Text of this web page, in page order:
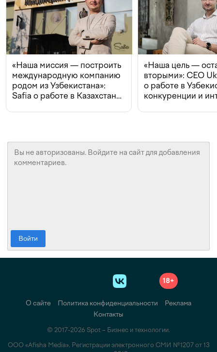
«Наша миссия — построить
международную компанию
родом из Узбекистана»:
Safia о работе в Казахстане,
«Наша цель —
вторыми»: CEO
о работе в
конкуренции и
Войти
18+
О сайте Политика конфиденциальности
Реклама
Контакты
© 2017-2026 Spot – Бизнес и технологии.
ООО «Afisha Media». Регистрации электронного СМИ №1207 от 13